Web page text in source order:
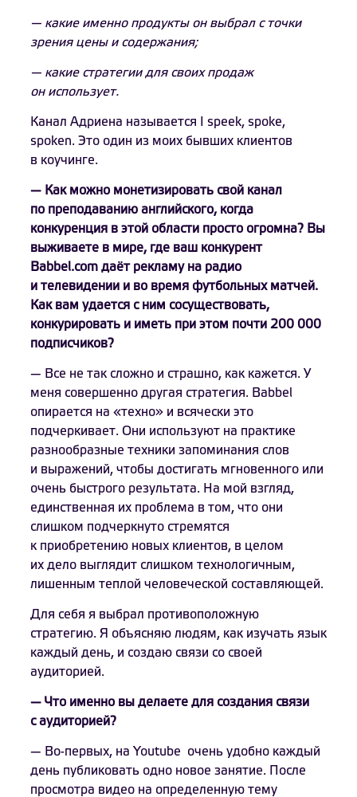
— какие именно продукты он выбрал с точки
зрения цены и содержания;
— какие стратегии для своих продаж
он использует.
Канал Адриена называется I speek, spoke,
spoken. Это один из моих бывших клиентов
в коучинге.
— Как можно монетизировать свой канал
по преподаванию английского, когда
конкуренция в этой области просто огромна? Вы
выживаете в мире, где ваш конкурент
Babbel.com даёт рекламу на радио
и телевидении и во время футбольных матчей.
Как вам удается с ним сосуществовать,
конкурировать и иметь при этом почти 200 000
подписчиков?
— Все не так сложно и страшно, как кажется. У
меня совершенно другая стратегия. Babbel
опирается на «техно» и всячески это
подчеркивает. Они используют на практике
разнообразные техники запоминания слов
и выражений, чтобы достигать мгновенного или
очень быстрого результата. На мой взгляд,
единственная их проблема в том, что они
слишком подчеркнуто стремятся
к приобретению новых клиентов, в целом
их дело выглядит слишком технологичным,
лишенным теплой человеческой составляющей.
Для себя я выбрал противоположную
стратегию. Я объясняю людям, как изучать язык
каждый день, и создаю связи со своей
аудиторией.
— Что именно вы делаете для создания связи
с аудиторией?
— Во-первых, на Youtube очень удобно каждый
день публиковать одно новое занятие. После
просмотра видео на определенную тему